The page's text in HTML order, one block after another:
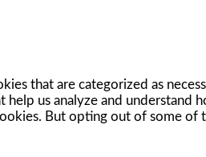
that are categorized as
us analyze and understand
But opting out of some of